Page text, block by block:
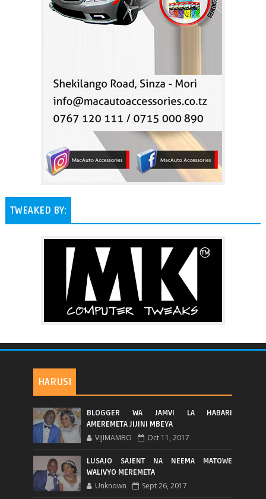
TWEAKED BY:
HARUSI
BLOGGER WA JAMVI LA HABARI
AMEREMETA JIJINI MBEYA
VIJIMAMBO Oct 11, 2017
LUSAJO SAJENT NA NEEMA MATOWE
WALIVYO MEREMETA
Unknown Sept 26, 2017